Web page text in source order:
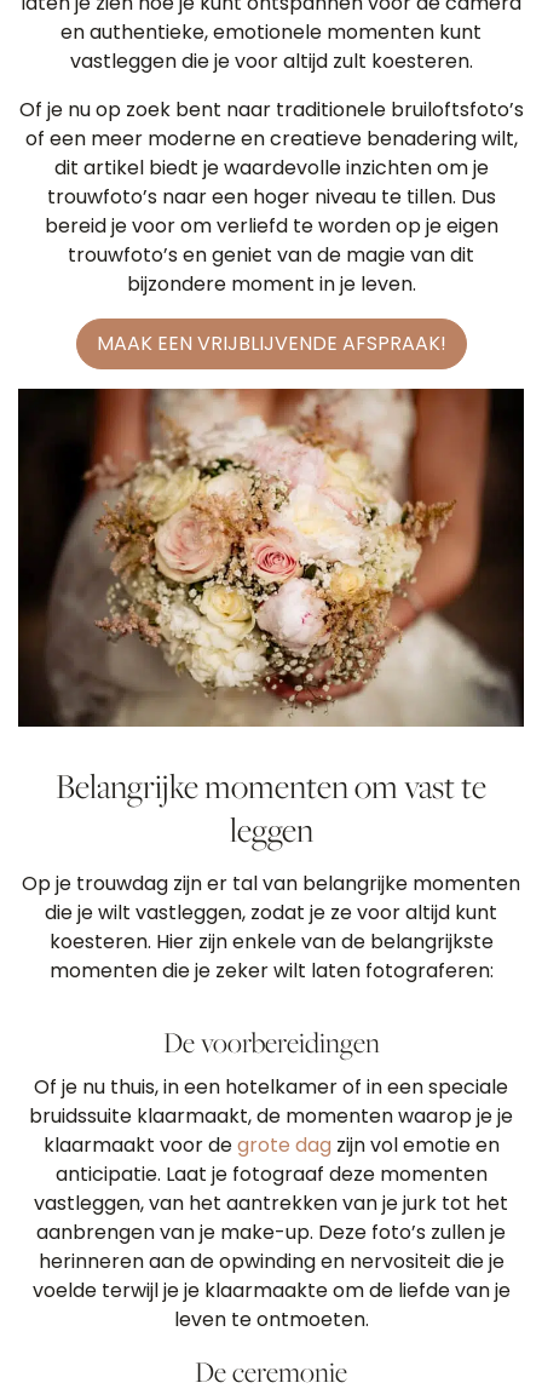
en authentieke, emotionele momenten kunt
vastleggen die je voor altijd zult koesteren.
Of je nu op zoek bent naar traditionele bruiloftsfoto’s
of een meer moderne en creatieve benadering wilt,
dit artikel biedt je waardevolle inzichten om je
trouwfoto’s naar een hoger niveau te tillen. Dus
bereid je voor om verliefd te worden op je eigen
trouwfoto’s en geniet van de magie van dit
bijzondere moment in je leven.
MAAK EEN VRIJBLIJVENDE AFSPRAAK!
Belangrijke momenten om vast te
leggen
Op je trouwdag zijn er tal van belangrijke momenten
die je wilt vastleggen, zodat je ze voor altijd kunt
koesteren. Hier zijn enkele van de belangrijkste
momenten die je zeker wilt laten fotograferen:
De voorbereidingen
Of je nu thuis, in een hotelkamer of in een speciale
bruidssuite klaarmaakt, de momenten waarop je je
klaarmaakt voor degrote dag zijn vol emotie en
anticipatie. Laat je fotograaf deze momenten
vastleggen, van het aantrekken van je jurk tot het
aanbrengen van je make-up. Deze foto’s zullen je
herinneren aan de opwinding en nervositeit die je
voelde terwijl je je klaarmaakte om de liefde van je
leven te ontmoeten.
De ceremonie